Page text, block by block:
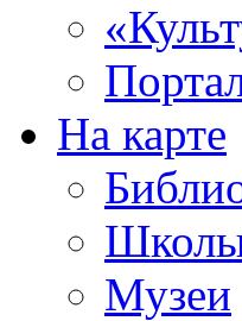
На карте
Школы
Музеи